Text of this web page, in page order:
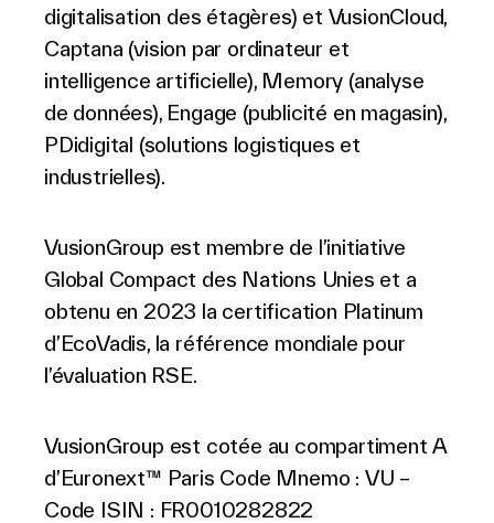
digitalisation des étagères) et VusionCloud,
Captana (vision par ordinateur et
intelligence artificielle), Memory (analyse
de données), Engage (publicité en magasin),
PDidigital (solutions logistiques et
industrielles).
VusionGroup est membre de l’initiative
Global Compact des Nations Unies et a
obtenu en 2023 la certification Platinum
d’EcoVadis, la référence mondiale pour
l’évaluation RSE.
VusionGroup est cotée au compartiment A
d’Euronext™ Paris Code Mnemo : VU –
Code ISIN : FR0010282822